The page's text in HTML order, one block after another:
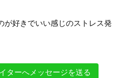
が好きでいい感じのストレス発
ターへメッセージを送る